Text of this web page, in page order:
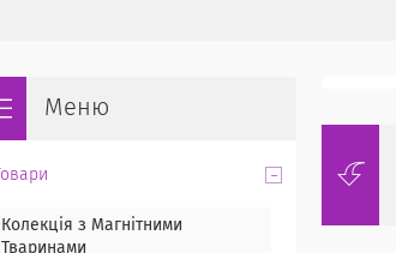
Товари
Колекція з Магнітними
Тваринами